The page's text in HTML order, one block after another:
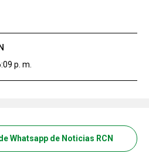
p. m.
Whatsapp de Noticias RCN